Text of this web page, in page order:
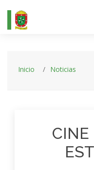
Inicio Noticias
CINE